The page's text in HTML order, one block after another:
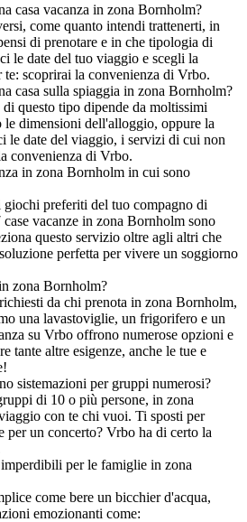
casa vacanza in zona Bornholm?
come quanto intendi trattenerti, in
di prenotare e in che tipologia di
le date del tuo viaggio e scegli la
te: scoprirai la convenienza di Vrbo.
casa sulla spiaggia in zona Bornholm?
questo tipo dipende da moltissimi
dimensioni dell'alloggio, oppure la
le date del viaggio, i servizi di cui non
convenienza di Vrbo.
in zona Bornholm in cui sono
giochi preferiti del tuo compagno di
vacanze in zona Bornholm sono
questo servizio oltre agli altri che
perfetta per vivere un soggiorno
zona Bornholm?
da chi prenota in zona Bornholm,
una lavastoviglie, un frigorifero e un
su Vrbo offrono numerose opzioni e
tante altre esigenze, anche le tue e
sistemazioni per gruppi numerosi?
di 10 o più persone, in zona
con te chi vuoi. Ti sposti per
per un concerto? Vrbo ha di certo la
per le famiglie in zona
come bere un bicchier d'acqua,
emozionanti come: